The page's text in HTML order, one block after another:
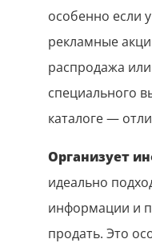
особенно если
рекламные
распродажа
специального
каталоге —
Организует
идеально
информации и
продать. Это